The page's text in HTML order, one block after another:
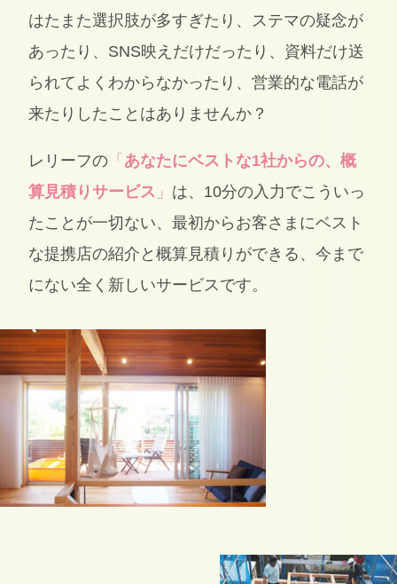
はたまた選択肢が多すぎたり、ステマの疑念が
あったり、SNS映えだけだったり、資料だけ送
られてよくわからなかったり、営業的な電話が
来たりしたことはありませんか？
レリーフの 「 あなたにベストな1社からの、概
算見積りサービス 」 は、10分の入力でこういっ
たことが一切ない、最初からお客さまにベスト
な提携店の紹介と概算見積りができる、今まで
にない全く新しいサービスです。